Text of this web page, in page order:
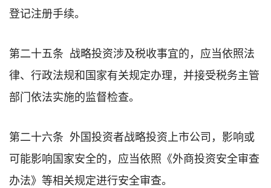
登记注册手续。
第二十五条 战略投资涉及税收事宜的，应当依照法
律、行政法规和国家有关规定办理，并接受税务主管
部门依法实施的监督检查。
第二十六条 外国投资者战略投资上市公司，影响或
可能影响国家安全的，应当依照《外商投资安全审查
办法》等相关规定进行安全审查。